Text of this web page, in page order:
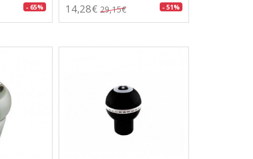
- 65% 14,28€ 29,15€ - 51%